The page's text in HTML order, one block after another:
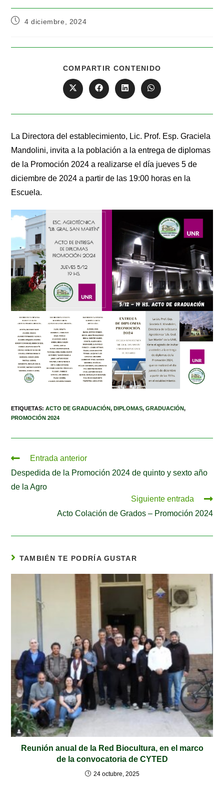
4 diciembre, 2024
COMPARTIR CONTENIDO
La Directora del establecimiento, Lic. Prof. Esp. Graciela
Mandolini, invita a la población a la entrega de diplomas
de la Promoción 2024 a realizarse el día jueves 5 de
diciembre de 2024 a partir de las 19:00 horas en la
Escuela.
ETIQUETAS:ACTO DE GRADUACIÓN, DIPLOMAS, GRADUACIÓN,
PROMOCIÓN 2024
Entrada anterior
Despedida de la Promoción 2024 de quinto y sexto año
de la Agro
Siguiente entrada
Acto Colación de Grados – Promoción 2024
TAMBIÉN TE PODRÍA GUSTAR
Reunión anual de la Red Biocultura, en el marco
de la convocatoria de CYTED
24 octubre, 2025